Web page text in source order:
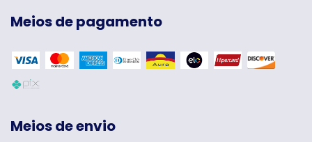
Meios de pagamento
Meios de envio